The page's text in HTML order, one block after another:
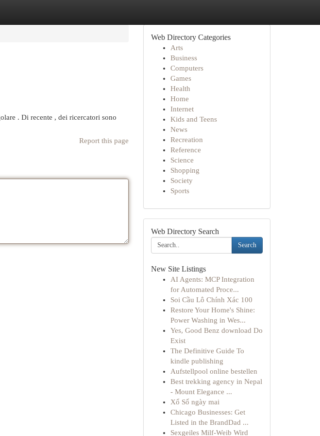
. Di recente , dei ricercatori sono
Report this page
Web Directory Categories
Arts
Business
Computers
Games
Health
Home
Internet
Kids and Teens
News
Recreation
Reference
Science
Shopping
Society
Sports
Web Directory Search
Search
New Site Listings
AI Agents: MCP Integration
for Automated Proce...
Soi Cầu Lô Chính Xác 100
Restore Your Home's Shine:
Power Washing in Wes...
Yes, Good Benz download Do
Exist
The Definitive Guide To
kindle publishing
Aufstellpool online bestellen
Best trekking agency in Nepal
- Mount Elegance ...
Xổ Số ngày mai
Chicago Businesses: Get
Listed in the BrandDad ...
Sexgeiles Milf-Weib Wird